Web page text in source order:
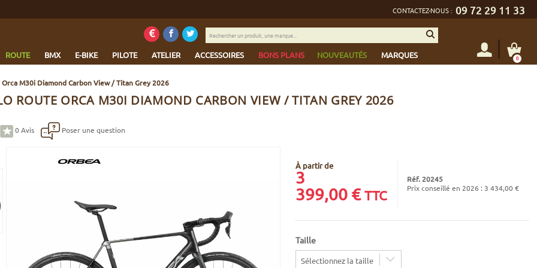
CONTACTEZ-NOUS : 09 72 29 11 33
ROUTE BMX E-BIKE PILOTE ATELIER ACCESSOIRES BONS PLANS NOUVEAUTÉS MARQUES
Rechercher
un
une
marque...
0
M30i Diamond Carbon View / Titan Grey 2026
ROUTE ORCA M30I DIAMOND CARBON VIEW / TITAN GREY 2026
0 Avis Poser une question
À partir de
3
399,00€ TTC
Réf. 20245
Prix conseillé en 2026 : 3 434,00 €
Taille
Sélectionnez la taille